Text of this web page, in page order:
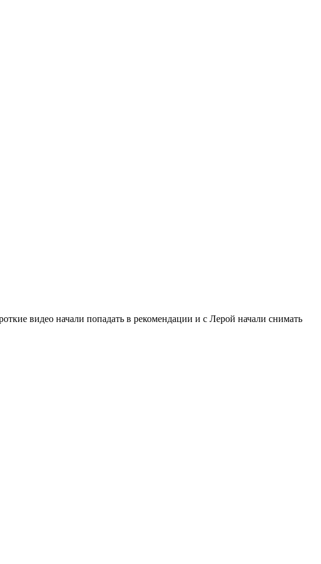
видео начали попадать в рекомендации и с Лерой начали снимать